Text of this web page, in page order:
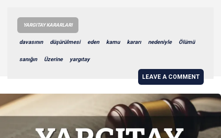
YARGITAY KARARLARI
davasının düşürülmesi eden kamu kararı nedeniyle Ölümü
sanığın Üzerine yargıtay
LEAVE A COMMENT